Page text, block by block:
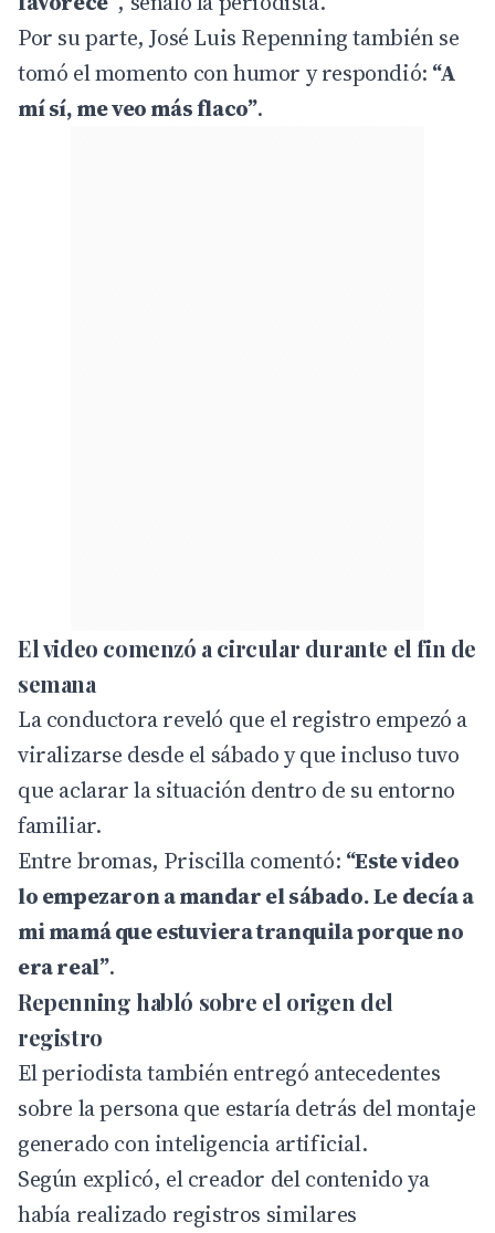
Por su parte, José Luis Repenning también se
tomó el momento con humor y respondió: “A
mí sí, me veo más flaco”.
El video comenzó a circular durante el fin de
semana
La conductora reveló que el registro empezó a
viralizarse desde el sábado y que incluso tuvo
que aclarar la situación dentro de su entorno
familiar.
Entre bromas, Priscilla comentó: “Este video
lo empezaron a mandar el sábado. Le decía a
mi mamá que estuviera tranquila porque no
era real”.
Repenning habló sobre el origen del
registro
El periodista también entregó antecedentes
sobre la persona que estaría detrás del montaje
generado con inteligencia artificial.
Según explicó, el creador del contenido ya
había realizado registros similares